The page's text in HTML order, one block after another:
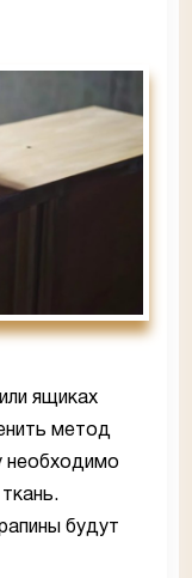
ящиках
метод
необходимо
будут